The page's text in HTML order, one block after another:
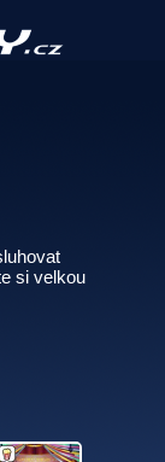
si velkou